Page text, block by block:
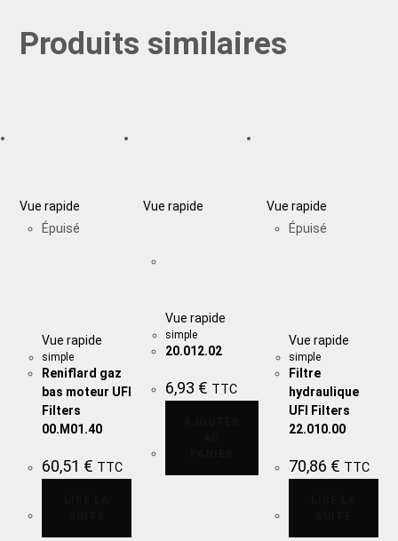
Produits similaires
Vue rapide
Épuisé
Vue rapide
simple
Reniflard gaz
bas moteur UFI
Filters
00.M01.40
60,51 € TTC
Vue rapide
Vue rapide
simple
20.012.02
6,93 € TTC
Vue rapide
Épuisé
Vue rapide
simple
Filtre
hydraulique
UFI Filters
22.010.00
70,86 € TTC